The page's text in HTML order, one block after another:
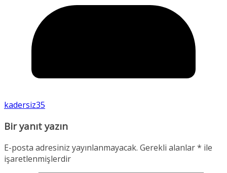
kadersiz35
Bir yanıt yazın
E-posta adresiniz yayınlanmayacak. Gerekli alanlar* ile
işaretlenmişlerdir